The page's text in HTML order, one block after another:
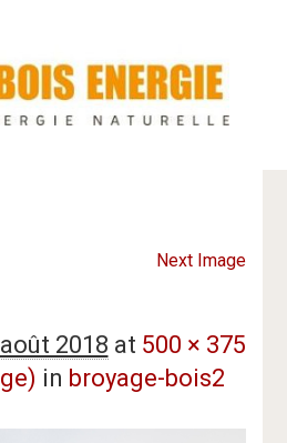
Next Image
2018 at 500 × 375
in broyage-bois2